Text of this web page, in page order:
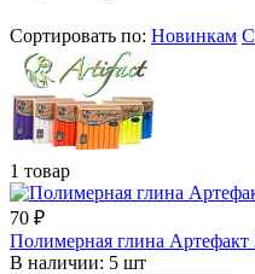
Сортировать по: Новинкам
1 товар
70 ₽
Полимерная глина Артефакт
В наличии: 5 шт